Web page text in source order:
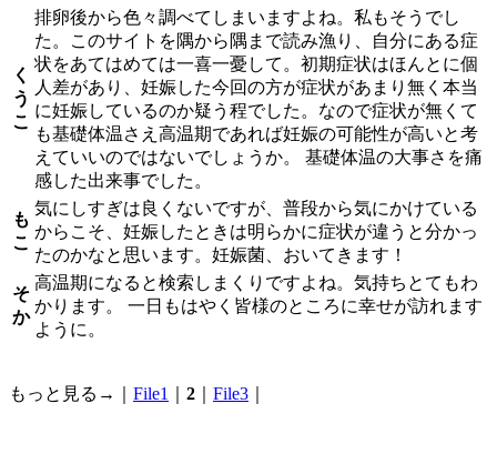
く
う
こ
排卵後から色々調べてしまいますよね。私もそうでし
た。このサイトを隅から隅まで読み漁り、自分にある症
状をあてはめては一喜一憂して。初期症状はほんとに個
人差があり、妊娠した今回の方が症状があまり無く本当
に妊娠しているのか疑う程でした。なので症状が無くて
も基礎体温さえ高温期であれば妊娠の可能性が高いと考
えていいのではないでしょうか。 基礎体温の大事さを痛
感した出来事でした。
も
こ
気にしすぎは良くないですが、普段から気にかけている
からこそ、妊娠したときは明らかに症状が違うと分かっ
たのかなと思います。妊娠菌、おいてきます！
そ
か
高温期になると検索しまくりですよね。気持ちとてもわ
かります。 一日もはやく皆様のところに幸せが訪れます
ように。
もっと見る→｜ File1 2 File3